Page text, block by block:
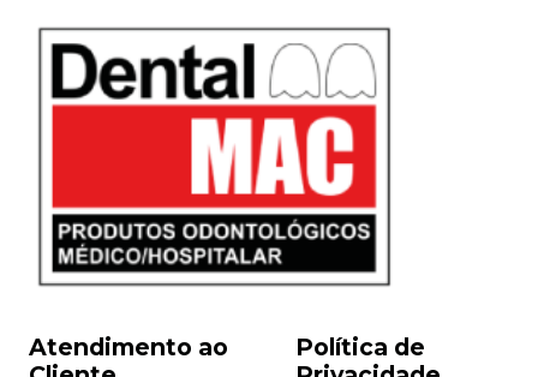
Atendimento ao
Política de